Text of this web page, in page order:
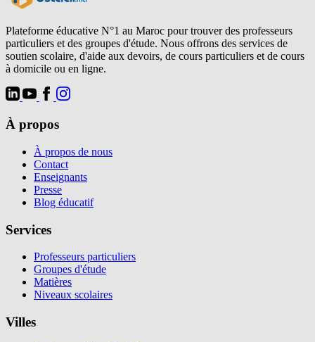
Plateforme éducative N°1 au Maroc pour trouver des professeurs
particuliers et des groupes d'étude. Nous offrons des services de
soutien scolaire, d'aide aux devoirs, de cours particuliers et de cours
à domicile ou en ligne.
À propos
À propos de nous
Contact
Enseignants
Presse
Blog éducatif
Services
Professeurs particuliers
Groupes d'étude
Matières
Niveaux scolaires
Villes